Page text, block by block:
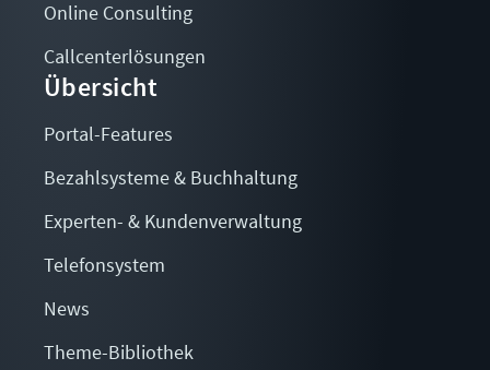
Online Consulting
Callcenterlösungen
Übersicht
Portal-Features
Bezahlsysteme & Buchhaltung
Experten- & Kundenverwaltung
Telefonsystem
News
Theme-Bibliothek